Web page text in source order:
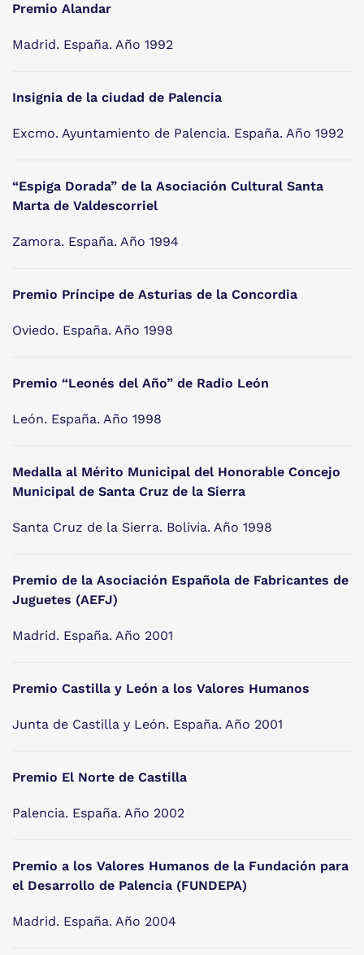
Premio Alandar
Madrid. España. Año 1992
Insignia de la ciudad de Palencia
Excmo. Ayuntamiento de Palencia. España. Año 1992
“Espiga Dorada” de la Asociación Cultural Santa
Marta de Valdescorriel
Zamora. España. Año 1994
Premio Príncipe de Asturias de la Concordia
Oviedo. España. Año 1998
Premio “Leonés del Año” de Radio León
León. España. Año 1998
Medalla al Mérito Municipal del Honorable Concejo
Municipal de Santa Cruz de la Sierra
Santa Cruz de la Sierra. Bolivia. Año 1998
Premio de la Asociación Española de Fabricantes de
Juguetes (AEFJ)
Madrid. España. Año 2001
Premio Castilla y León a los Valores Humanos
Junta de Castilla y León. España. Año 2001
Premio El Norte de Castilla
Palencia. España. Año 2002
Premio a los Valores Humanos de la Fundación para
el Desarrollo de Palencia (FUNDEPA)
Madrid. España. Año 2004